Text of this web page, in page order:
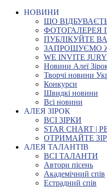
НОВИНИ
ЩО
ФОТОГАЛЕРЕЯ
ПУБЛІКУЙТЕ
ЗАПРОШУЄМО
WE INVITE
Новини Алеї
Творчі новини
Конкурси
Швидкі новини
Всі новини
АЛЕЯ ЗІРОК
ВСІ ЗІРКИ
STAR CHART |
ОТРИМАЙТЕ
АЛЕЯ ТАЛАНТІВ
ВСІ ТАЛАНТИ
Автори пісень
Академічний спів
Естрадний спів